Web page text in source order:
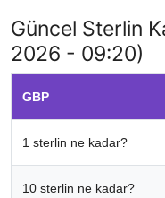
Güncel Sterlin
2026 - 09:20)
GBP
1 sterlin ne kadar?
10 sterlin ne kadar?